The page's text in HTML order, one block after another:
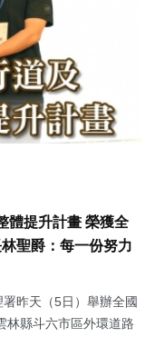
體提升計畫 榮獲全
聖爵：每一份努力
昨天（5日）舉辦全國
林縣斗六市區外環道路